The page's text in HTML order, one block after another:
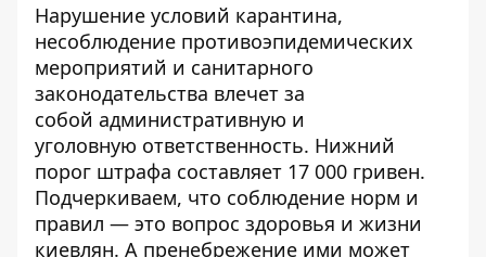
Нарушение условий карантина,
несоблюдение противоэпидемических
мероприятий и санитарного
законодательства влечет за
собой административную и
уголовную ответственность. Нижний
порог штрафа составляет 17 000 гривен.
Подчеркиваем, что соблюдение норм и
правил — это вопрос здоровья и жизни
киевлян. А пренебрежение ими может